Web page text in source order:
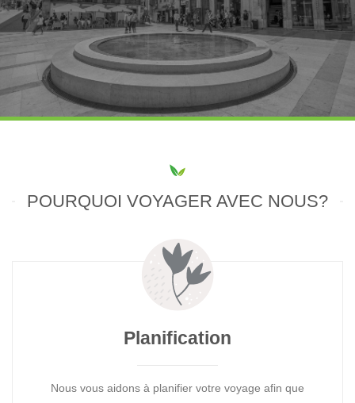
POURQUOI VOYAGER AVEC NOUS?
Planification
Nous vous aidons à planifier votre voyage afin que